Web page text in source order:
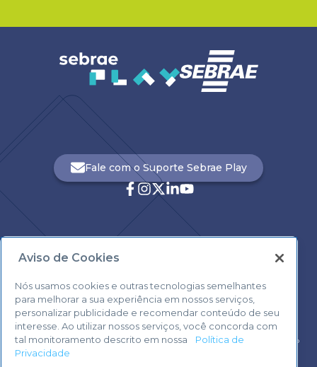
0800 570 0800
Fale com o Suporte Sebrae Play
Voltar ao topo
Aviso de Cookies
Nós usamos cookies e outras tecnologias semelhantes
para melhorar a sua experiência em nossos serviços,
personalizar publicidade e recomendar conteúdo de seu
interesse. Ao utilizar nossos serviços, você concorda com
tal monitoramento descrito em nossa
Política de
Privacidade